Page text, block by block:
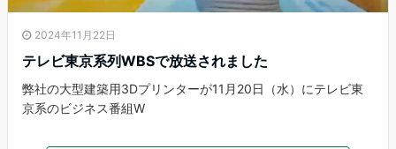
2024年11月22日
テレビ東京系列WBSで放送されました
弊社の大型建築用3Dプリンターが11月20日（水）にテレビ東
京系のビジネス番組W